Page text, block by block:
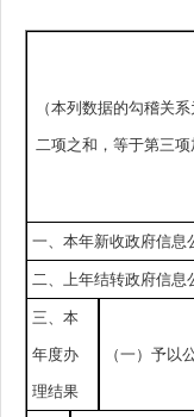
（本列数据的勾稽关
二项之和，等于第三项
一、本年新收政府信息
二、上年结转政府信息
三、本
年度办
理结果
（一）予以